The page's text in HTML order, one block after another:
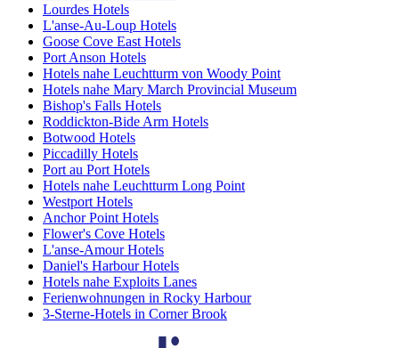
Lourdes Hotels
L'anse-Au-Loup Hotels
Goose Cove East Hotels
Port Anson Hotels
Hotels nahe Leuchtturm von Woody Point
Hotels nahe Mary March Provincial Museum
Bishop's Falls Hotels
Roddickton-Bide Arm Hotels
Botwood Hotels
Piccadilly Hotels
Port au Port Hotels
Hotels nahe Leuchtturm Long Point
Westport Hotels
Anchor Point Hotels
Flower's Cove Hotels
L'anse-Amour Hotels
Daniel's Harbour Hotels
Hotels nahe Exploits Lanes
Ferienwohnungen in Rocky Harbour
3-Sterne-Hotels in Corner Brook